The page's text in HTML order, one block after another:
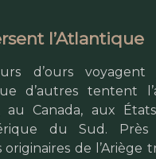
l’Atlantique
d’ours voyagent
d’autres tentent
au Canada, aux
du Sud.
de l’Ariège